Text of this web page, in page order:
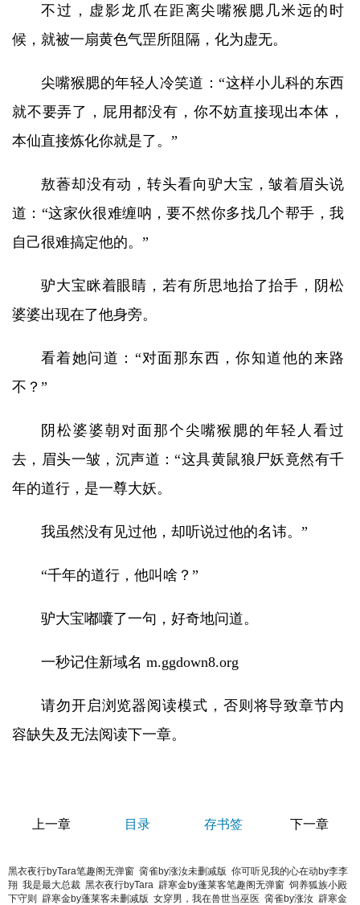
不过，虚影龙爪在距离尖嘴猴腮几米远的时
候，就被一扇黄色气罡所阻隔，化为虚无。
尖嘴猴腮的年轻人冷笑道：“这样小儿科的东西
就不要弄了，屁用都没有，你不妨直接现出本体，
本仙直接炼化你就是了。”
敖萫却没有动，转头看向驴大宝，皱着眉头说
道：“这家伙很难缠呐，要不然你多找几个帮手，我
自己很难搞定他的。”
驴大宝眯着眼睛，若有所思地抬了抬手，阴松
婆婆出现在了他身旁。
看着她问道：“对面那东西，你知道他的来路
不？”
阴松婆婆朝对面那个尖嘴猴腮的年轻人看过
去，眉头一皱，沉声道：“这具黄鼠狼尸妖竟然有千
年的道行，是一尊大妖。
我虽然没有见过他，却听说过他的名讳。”
“千年的道行，他叫啥？”
驴大宝嘟囔了一句，好奇地问道。
一秒记住新域名 m.ggdown8.org
请勿开启浏览器阅读模式，否则将导致章节内
容缺失及无法阅读下一章。
上一章 目录 存书签 下一章
黑衣夜行byTara笔趣阁无弹窗 脔雀by涨汝未删减版 你可听见我的心在动by李李
翔 我是最大总裁 黑衣夜行byTara 辟寒金by蓬莱客笔趣阁无弹窗 饲养狐族小殿
下守则
辟寒金by蓬莱客未删减版 女穿男，我在兽世当巫医 脔雀by涨汝 辟寒金